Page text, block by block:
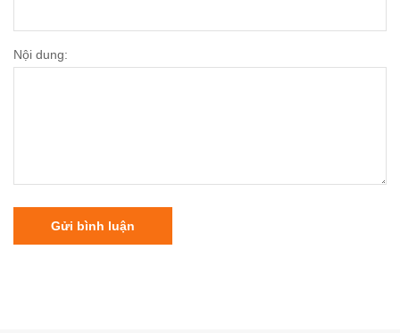
Nội dung:
Gửi bình luận